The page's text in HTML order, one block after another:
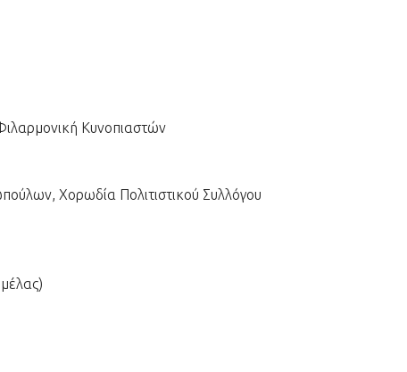
Κυνοπιαστών
Χορωδία Πολιτιστικού Συλλόγου